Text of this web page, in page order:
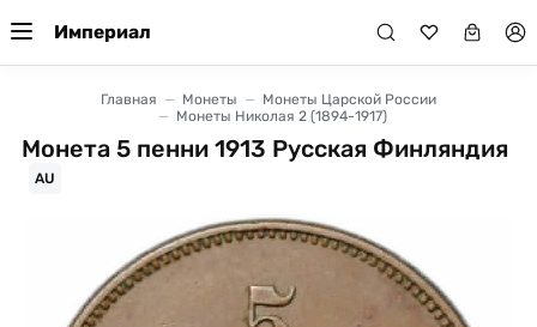
Империал
Главная Монеты
Монеты Царской России
Монеты Николая 2 (1894-1917)
Монета 5 пенни 1913 Русская Финляндия
AU